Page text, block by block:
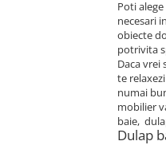
Poti
necesari
obiecte
potrivita
Daca vrei
te
numai
mobilier
baie,
Dulap